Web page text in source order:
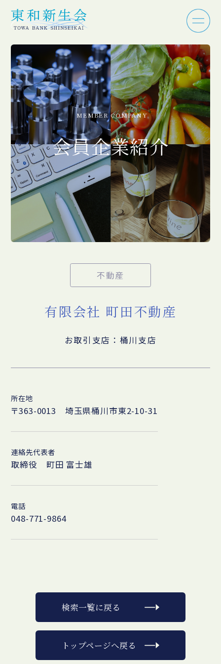
MEMBER COMPANY
会員企業紹介
不動産
有限会社 町田不動産
お取引支店：桶川支店
所在地
〒363-0013 埼玉県桶川市東2-10-31
連絡先代表者
取締役 町田 富士雄
電話
048-771-9864
検索一覧に戻る
トップページへ戻る